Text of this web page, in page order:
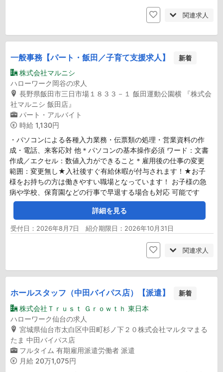
関連求人
一般事務【パート・飯田／子育て支援求人】 新着
株式会社マルニシ
ハローワーク岡谷の求人
長野県飯田市三日市場１８３３－１ 飯田運動公園横 『株式会
社マルニシ 飯田店』
パート・アルバイト
時給 1,130円
・パソコンによる各種入力業務・伝票類の処理・営業資料の作
成・電話、来客応対 他＊パソコンの基本操作必須 ワード：文書
作成／エクセル：数値入力ができること＊雇用後の仕事の変更
範囲：変更無し★入社後すぐ有給休暇が付与されます！★お子
様をお持ちの方は働きやすい職場となっています！ お子様の急
病や学校、保育園などの行事で早退する場合も対応 可能です
詳細を見る
受付日：2026年8月7日 紹介期限日：2026年10月31日
関連求人
ホールスタッフ（中田バイパス店）【派遣】 新着
株式会社Ｔｒｕｓｔ Ｇｒｏｗｔｈ 東日本
ハローワーク仙台の求人
宮城県仙台市太白区中田町杉ノ下２０株式会社マルタマまる
たま 中田バイパス店
フルタイム 有期雇用派遣労働者 派遣
月給 20万1,075円